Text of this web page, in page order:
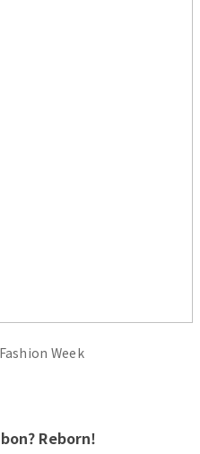
Week
Reborn!